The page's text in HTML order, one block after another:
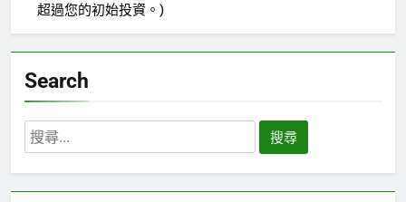
超過您的初始投資。)
Search
搜
尋